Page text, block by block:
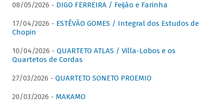
08/05/2026 - DIGO FERREIRA / Feijão e Farinha
17/04/2026 - ESTÊVÃO GOMES / Integral dos Estudos de
Chopin
10/04/2026 - QUARTETO ATLAS / Villa-Lobos e os
Quartetos de Cordas
27/03/2026 - QUARTETO SONETO PROEMIO
20/03/2026 - MAKAMO